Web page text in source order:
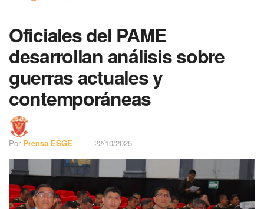
Oficiales del PAME
desarrollan análisis sobre
guerras actuales y
contemporáneas
Por Prensa ESGE 22/10/2025